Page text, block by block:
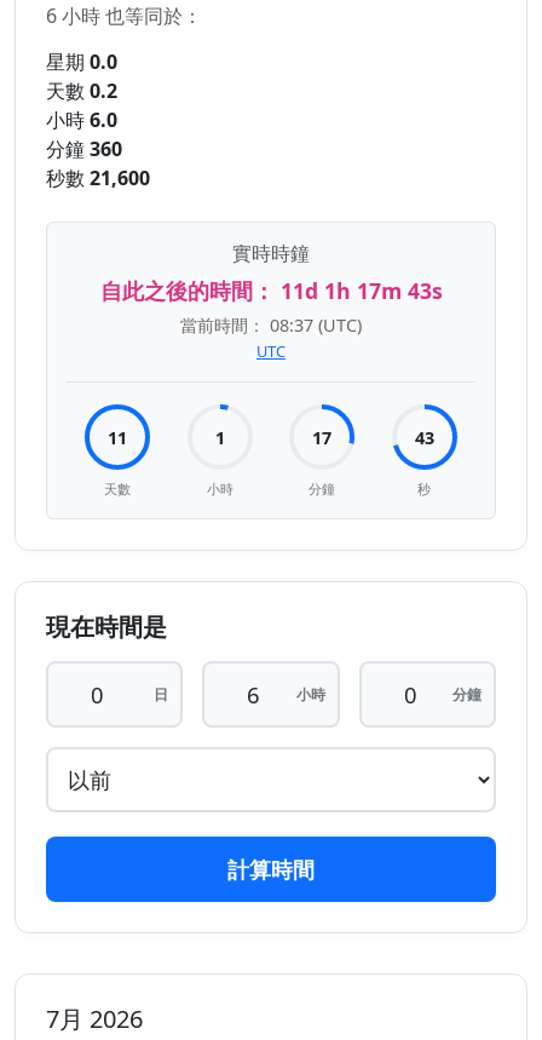
6 小時 也等同於：
星期 0.0
天數 0.2
小時6.0
分鐘360
秒數 21,600
實時時鐘
自此之後的時間： 11d 1h 17m 43s
當前時間： 08:37 (UTC)
UTC
11
天數
1
小時
17
分鐘
43
秒
現在時間是
日 小時 分鐘
計算時間
7月 2026